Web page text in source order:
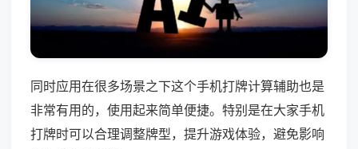
同时应用在很多场景之下这个手机打牌计算辅助也是
非常有用的，使用起来简单便捷。特别是在大家手机
打牌时可以合理调整牌型，提升游戏体验，避免影响